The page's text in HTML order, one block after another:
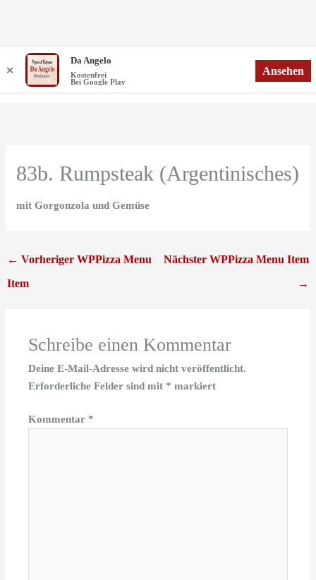
Inhalt
springen
Menü
Menü
83b. Rumpsteak (Argentinisches)
mit Gorgonzola und Gemüse
← Vorheriger WPPizza Menu
Item
Nächster WPPizza Menu Item
→
Schreibe einen Kommentar
Deine E-Mail-Adresse wird nicht veröffentlicht.
Erforderliche Felder sind mit * markiert
Kommentar *
✕
Da Angelo
Kostenfrei
Bei Google Play
Ansehen